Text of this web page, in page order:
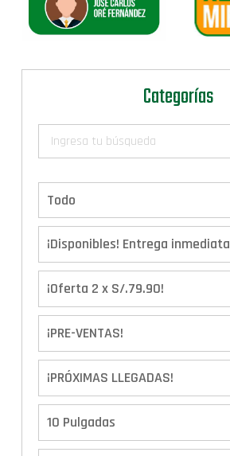
Categorías
Todo
¡Disponibles! Entrega inmediata
¡Oferta 2 x S/.79.90!
¡PRE-VENTAS!
¡PRÓXIMAS LLEGADAS!
10 Pulgadas